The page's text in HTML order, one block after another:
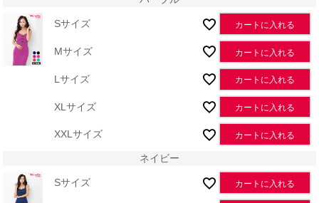
Sサイズ カートに入れる
Mサイズ カートに入れる
Lサイズ カートに入れる
XLサイズ カートに入れる
XXLサイズ カートに入れる
ネイビー
Sサイズ カートに入れる